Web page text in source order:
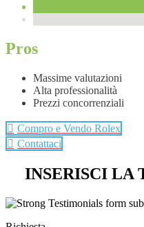
Pros
Massime valutazioni
Alta professionalità
Prezzi concorrenziali
Compro e Vendo Rolex
Contattaci
INSERISCI LA